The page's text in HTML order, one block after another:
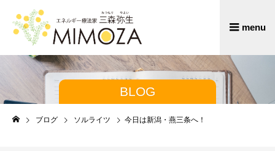
BLOG
ブログ ソルライツ 今日は新潟・燕三条へ！